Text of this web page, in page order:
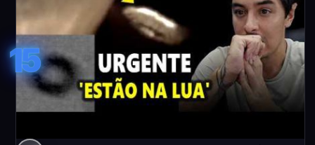
15